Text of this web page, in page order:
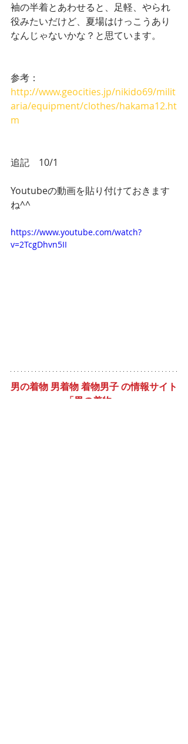
袖の半着とあわせると、足軽、やられ
役みたいだけど、夏場はけっこうあり
なんじゃないかな？と思ています。
参考：
http://www.geocities.jp/nikido69/milit
aria/equipment/clothes/hakama12.ht
m
追記　10/1
Youtubeの動画を貼り付けておきます
ね^^
https://www.youtube.com/watch?
v=2TcgDhvn5II
男の着物 男着物 着物男子 の情報サイト
「男の着物」